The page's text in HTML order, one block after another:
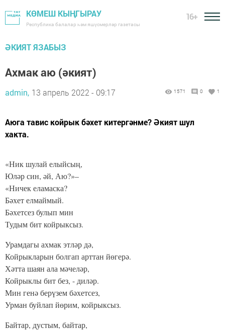
КӨМЕШ КЫҢГЫРАУ
Республика балалар һәм яшүсмерләр газетасы
16+
ӘКИЯТ ЯЗАБЫЗ
Ахмак аю (әкият)
admin, 13 апрель 2022 - 09:17 1571 0 1
Аюга тавис койрык бәхет китергәнме? Әкият шул
хакта.
«Ник шулай елыйсың,
Юләр син, әй, Аю?»–
«Ничек еламаска?
Бәхет елмаймый.
Бәхетсез булып мин
Тудым бит койрыксыз.
Урамдагы ахмак этләр дә,
Койрыкларын болгап арттан йөгерә.
Хәтта шаян ала мәчеләр,
Койрыклы бит без, - диләр.
Мин генә берүзем бәхетсез,
Урман буйлап йөрим, койрыксыз.
Байтар, дустым, байтар,